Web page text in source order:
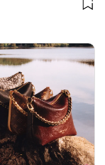
デザートとし